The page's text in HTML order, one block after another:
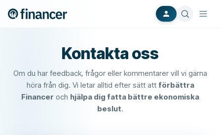
Kontakta oss
Om du har feedback, frågor eller kommentarer vill vi gärna
höra från dig. Vi letar alltid efter sätt att förbättra
Financer och hjälpa dig fatta bättre ekonomiska
beslut.